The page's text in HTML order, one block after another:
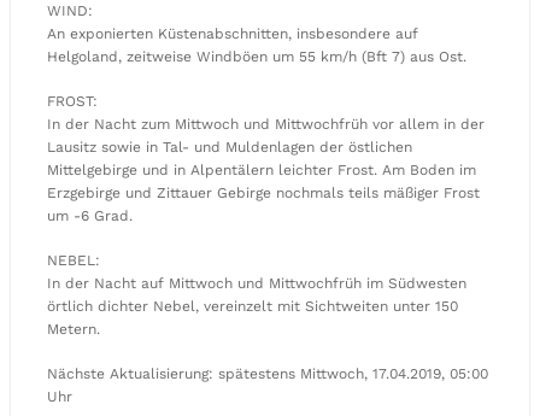
WIND:
An exponierten Küstenabschnitten, insbesondere auf
Helgoland, zeitweise Windböen um 55 km/h (Bft 7) aus Ost.
FROST:
In der Nacht zum Mittwoch und Mittwochfrüh vor allem in der
Lausitz sowie in Tal- und Muldenlagen der östlichen
Mittelgebirge und in Alpentälern leichter Frost. Am Boden im
Erzgebirge und Zittauer Gebirge nochmals teils mäßiger Frost
um -6 Grad.
NEBEL:
In der Nacht auf Mittwoch und Mittwochfrüh im Südwesten
örtlich dichter Nebel, vereinzelt mit Sichtweiten unter 150
Metern.
Nächste Aktualisierung: spätestens Mittwoch, 17.04.2019, 05:00
Uhr